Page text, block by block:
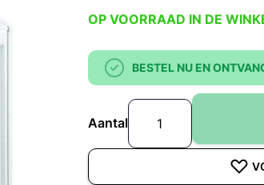
OP VOORRAAD IN DE
BESTEL NU EN
Aantal